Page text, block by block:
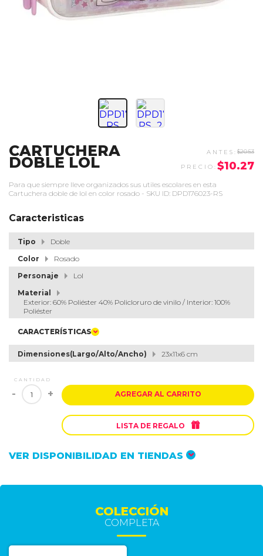
CARTUCHERA
DOBLE LOL
$20.53
$10.27
Para que siempre lleve organizados sus utiles escolares en esta
Cartuchera doble de lol en color rosado - SKU ID: DPD176023-RS
Caracteristicas
Tipo
Doble
Color
Rosado
Personaje
Lol
Material
Exterior: 60% Poliéster 40% Policloruro de vinilo / Interior: 100%
Poliéster
CARACTERÍSTICAS
Dimensiones(Largo/Alto/Ancho) 23x11x6 cm
CANTIDAD
- + AGREGAR AL CARRITO
LISTA DE REGALO 
VER DISPONIBILIDAD EN TIENDAS
COLECCIÓN
COMPLETA